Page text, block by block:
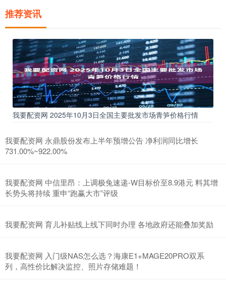
推荐资讯
我要配资网 2025年10月3日全国主要批发市场青笋价格行情
我要配资网 永鼎股份发布上半年预增公告 净利润同比增长
731.00%~922.00%
我要配资网 中信里昂：上调极兔速递-W目标价至8.9港元 料其增
长势头将持续 重申“跑赢大市”评级
我要配资网 育儿补贴线上线下同时办理 各地政府还能叠加奖励
我要配资网 入门级NAS怎么选？海康E1+MAGE20PRO双系
列，高性价比解决监控、照片存储难题！